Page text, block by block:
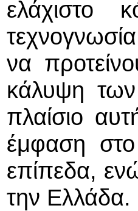
ελάχιστο
να
κάλυψη
πλαίσιο
έμφαση
επίπεδα,
την Ελλάδα.